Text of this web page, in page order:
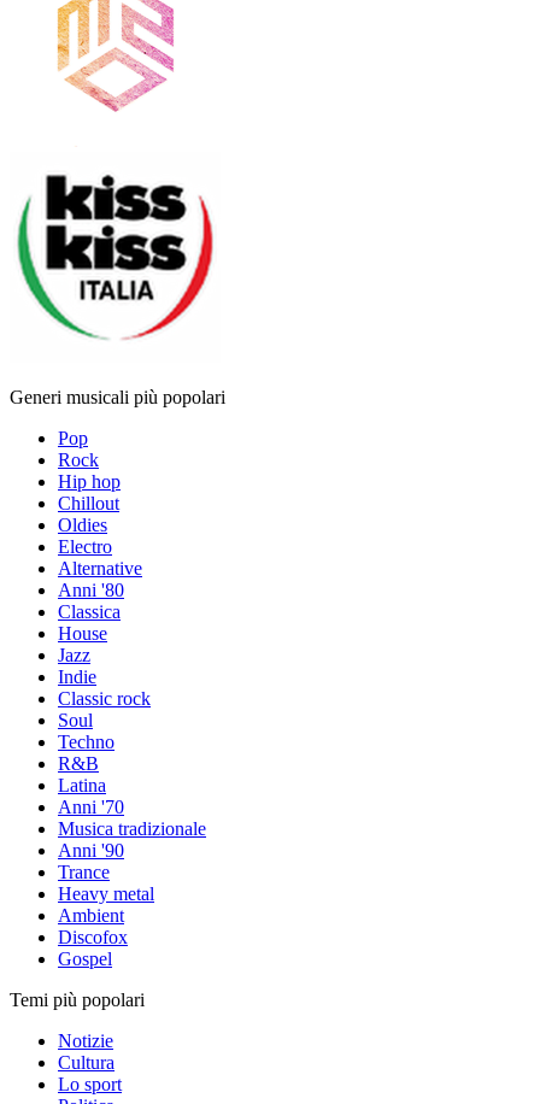
Generi musicali più popolari
Pop
Rock
Hip hop
Chillout
Oldies
Electro
Alternative
Anni '80
Classica
House
Jazz
Indie
Classic rock
Soul
Techno
R&B
Latina
Anni '70
Musica tradizionale
Anni '90
Trance
Heavy metal
Ambient
Discofox
Gospel
Temi più popolari
Notizie
Cultura
Lo sport